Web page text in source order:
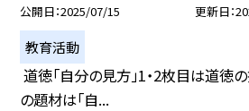
公開日 2025/07/15 更新日
教育活動
道徳「自分の見方」1・2枚目は道徳
の題材は「自...